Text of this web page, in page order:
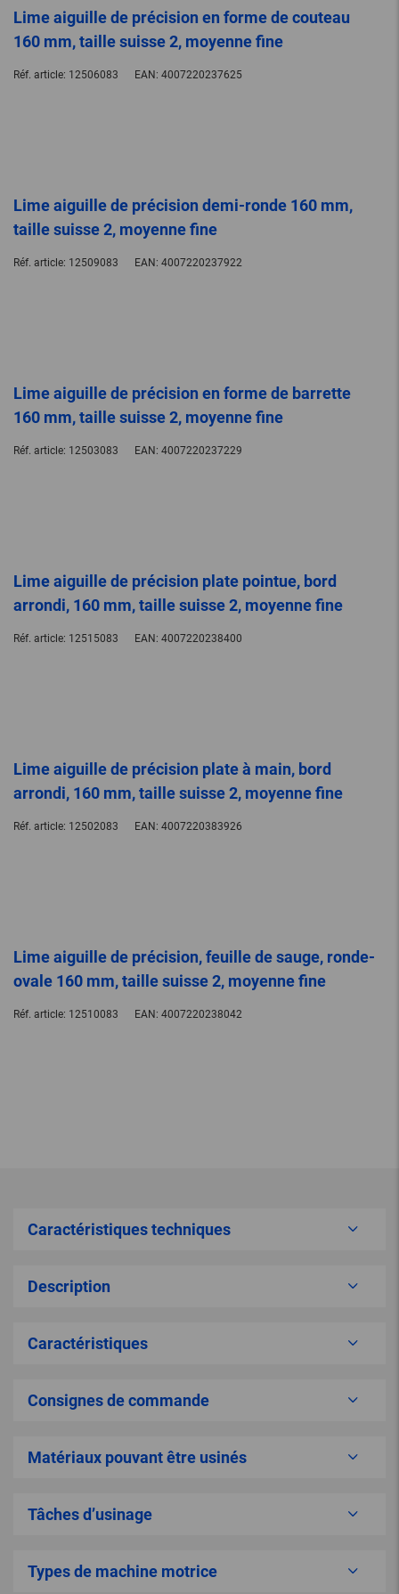
Lime aiguille de précision en forme de couteau
160 mm, taille suisse 2, moyenne fine
Réf. article: 12506083 EAN: 4007220237625
Lime aiguille de précision demi-ronde 160 mm,
taille suisse 2, moyenne fine
Réf. article: 12509083 EAN: 4007220237922
Lime aiguille de précision en forme de barrette
160 mm, taille suisse 2, moyenne fine
Réf. article: 12503083 EAN: 4007220237229
Lime aiguille de précision plate pointue, bord
arrondi, 160 mm, taille suisse 2, moyenne fine
Réf. article: 12515083 EAN: 4007220238400
Lime aiguille de précision plate à main, bord
arrondi, 160 mm, taille suisse 2, moyenne fine
Réf. article: 12502083 EAN: 4007220383926
Lime aiguille de précision, feuille de sauge, ronde-
ovale 160 mm, taille suisse 2, moyenne fine
Réf. article: 12510083 EAN: 4007220238042
Caractéristiques techniques
Description
Caractéristiques
Consignes de commande
Matériaux pouvant être usinés
Tâches d’usinage
Types de machine motrice